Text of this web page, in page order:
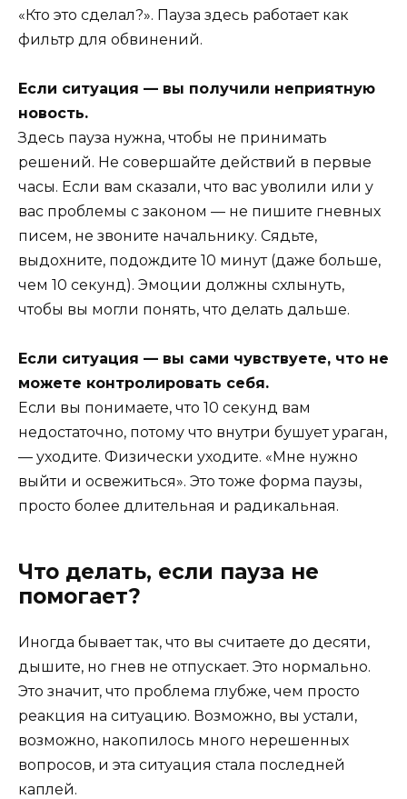
«Кто это сделал?». Пауза здесь работает как
фильтр для обвинений.
Если ситуация — вы получили неприятную
новость.
Здесь пауза нужна, чтобы не принимать
решений. Не совершайте действий в первые
часы. Если вам сказали, что вас уволили или у
вас проблемы с законом — не пишите гневных
писем, не звоните начальнику. Сядьте,
выдохните, подождите 10 минут (даже больше,
чем 10 секунд). Эмоции должны схлынуть,
чтобы вы могли понять, что делать дальше.
Если ситуация — вы сами чувствуете, что не
можете контролировать себя.
Если вы понимаете, что 10 секунд вам
недостаточно, потому что внутри бушует ураган,
— уходите. Физически уходите. «Мне нужно
выйти и освежиться». Это тоже форма паузы,
просто более длительная и радикальная.
Что делать, если пауза не
помогает?
Иногда бывает так, что вы считаете до десяти,
дышите, но гнев не отпускает. Это нормально.
Это значит, что проблема глубже, чем просто
реакция на ситуацию. Возможно, вы устали,
возможно, накопилось много нерешенных
вопросов, и эта ситуация стала последней
каплей.